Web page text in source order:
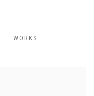
WORKS